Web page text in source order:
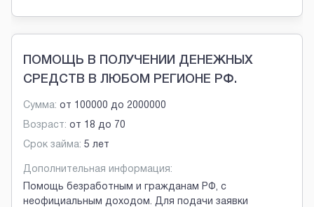
ПОМОЩЬ В ПОЛУЧЕНИИ ДЕНЕЖНЫХ
СРЕДСТВ В ЛЮБОМ РЕГИОНЕ РФ.
Сумма: от 100000 до 2000000
Возраст: от 18 до 70
Срок займа: 5 лет
Дополнительная информация:
Помощь безработным и гражданам РФ, с
неофициальным доходом. Для подачи заявки